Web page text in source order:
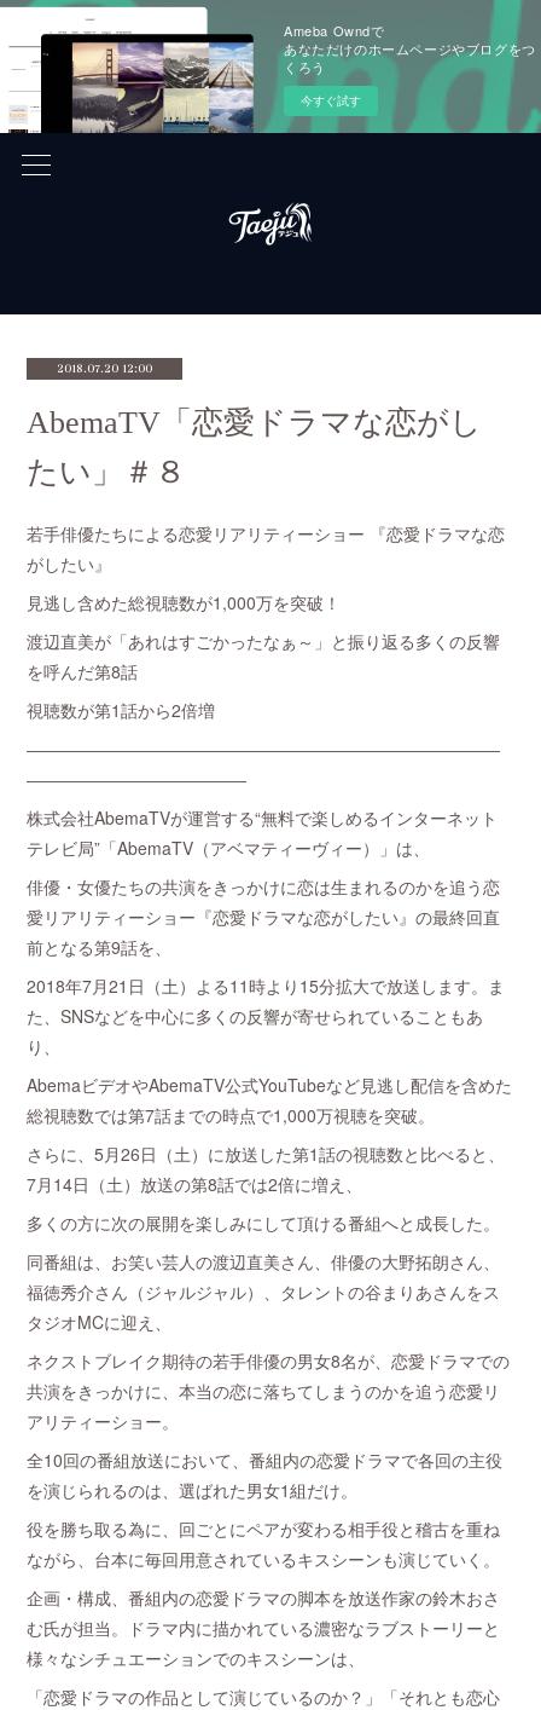
Ameba Owndで
あなただけのホームページやブログをつ
くろう
今すぐ試す
2018.07.20 12:00
AbemaTV「恋愛ドラマな恋がし
たい」＃８
若手俳優たちによる恋愛リアリティーショー 『恋愛ドラマな恋
がしたい』
見逃し含めた総視聴数が1,000万を突破！
渡辺直美が「あれはすごかったなぁ～」と振り返る多くの反響
を呼んだ第8話
視聴数が第1話から2倍増
――――――――――――――――――――――――――――
―――――――――――――
株式会社AbemaTVが運営する“無料で楽しめるインターネット
テレビ局”「AbemaTV（アベマティーヴィー）」は、
俳優・女優たちの共演をきっかけに恋は生まれるのかを追う恋
愛リアリティーショー『恋愛ドラマな恋がしたい』の最終回直
前となる第9話を、
2018年7月21日（土）よる11時より15分拡大で放送します。ま
た、SNSなどを中心に多くの反響が寄せられていることもあ
り、
AbemaビデオやAbemaTV公式YouTubeなど見逃し配信を含めた
総視聴数では第7話までの時点で1,000万視聴を突破。
さらに、5月26日（土）に放送した第1話の視聴数と比べると、
7月14日（土）放送の第8話では2倍に増え、
多くの方に次の展開を楽しみにして頂ける番組へと成長した。
同番組は、お笑い芸人の渡辺直美さん、俳優の大野拓朗さん、
福徳秀介さん（ジャルジャル）、タレントの谷まりあさんをス
タジオMCに迎え、
ネクストブレイク期待の若手俳優の男女8名が、恋愛ドラマでの
共演をきっかけに、本当の恋に落ちてしまうのかを追う恋愛リ
アリティーショー。
全10回の番組放送において、番組内の恋愛ドラマで各回の主役
を演じられるのは、選ばれた男女1組だけ。
役を勝ち取る為に、回ごとにペアが変わる相手役と稽古を重ね
ながら、台本に毎回用意されているキスシーンも演じていく。
企画・構成、番組内の恋愛ドラマの脚本を放送作家の鈴木おさ
む氏が担当。ドラマ内に描かれている濃密なラブストーリーと
様々なシチュエーションでのキスシーンは、
「恋愛ドラマの作品として演じているのか？」「それとも恋心